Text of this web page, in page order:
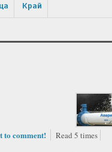
Край
to comment! Read 5 times